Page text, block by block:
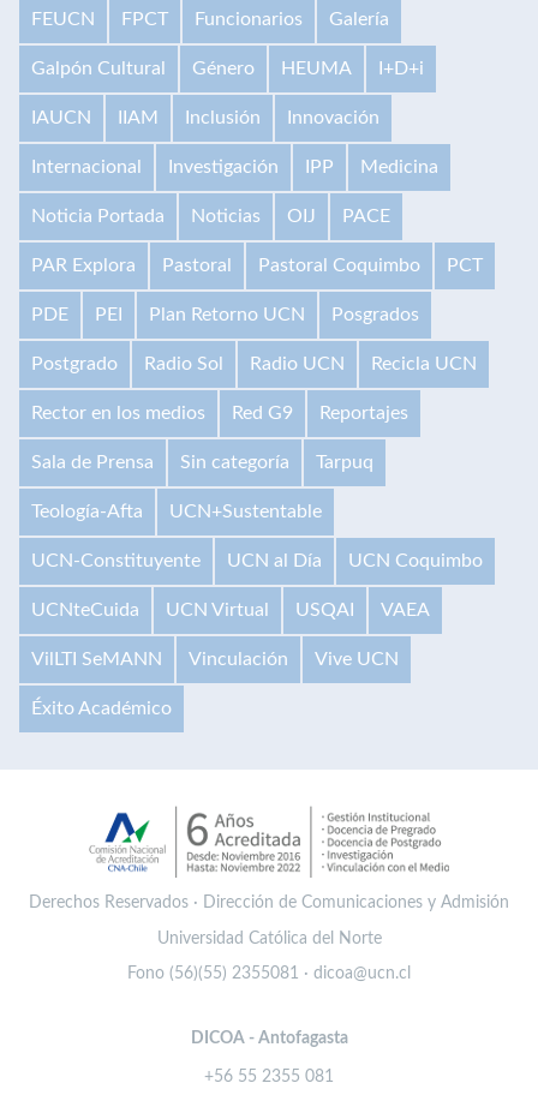
FEUCN FPCT Funcionarios Galería
Galpón Cultural Género HEUMA I+D+i
IAUCN IIAM Inclusión Innovación
Internacional Investigación IPP Medicina
Noticia Portada Noticias OIJ PACE
PAR Explora Pastoral Pastoral Coquimbo PCT
PDE PEI Plan Retorno UCN Posgrados
Postgrado Radio Sol Radio UCN Recicla UCN
Rector en los medios Red G9 Reportajes
Sala de Prensa Sin categoría Tarpuq
Teología-Afta UCN+Sustentable
UCN-Constituyente UCN al Día UCN Coquimbo
UCNteCuida UCN Virtual USQAI VAEA
VilLTI SeMANN Vinculación Vive UCN
Éxito Académico
Derechos Reservados · Dirección de Comunicaciones y Admisión
Universidad Católica del Norte
Fono (56)(55) 2355081 · dicoa@ucn.cl
DICOA - Antofagasta
+56 55 2355 081